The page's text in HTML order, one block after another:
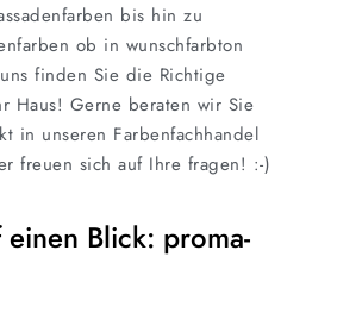
bis hin zu
ob in wunschfarbton
finden Sie die Richtige
Haus! Gerne beraten wir Sie
in unseren Farbenfachhandel
freuen sich auf Ihre fragen! :-)
Blick: proma-